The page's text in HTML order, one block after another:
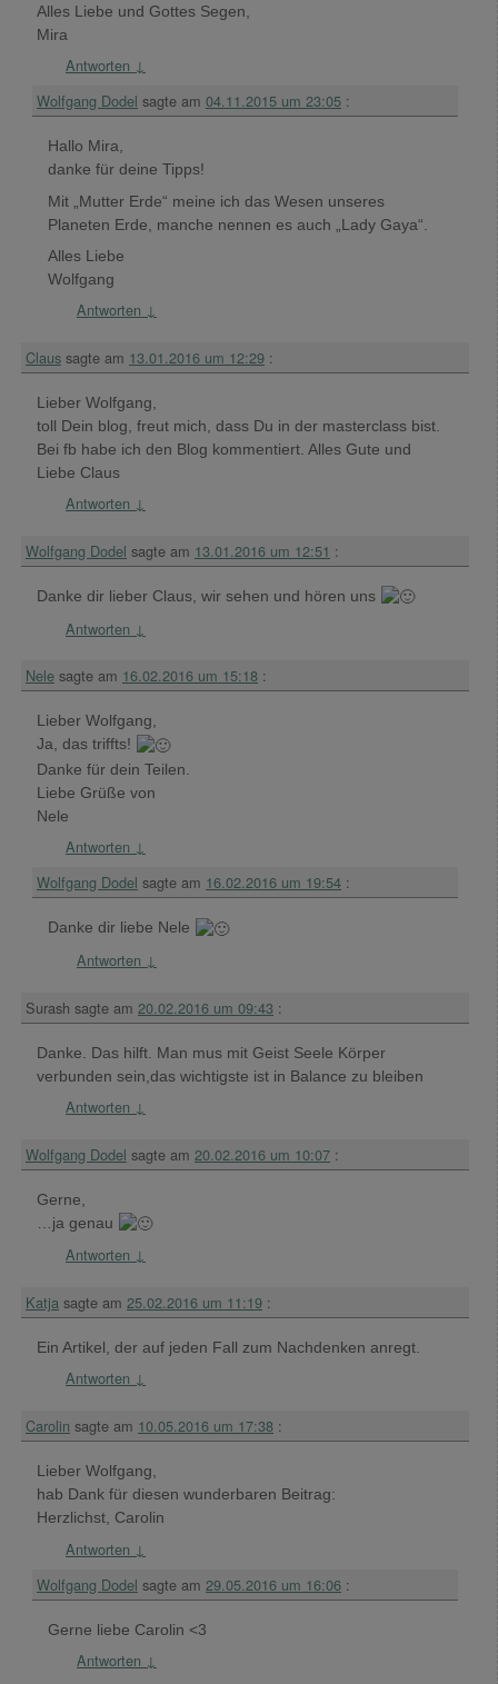
Alles Liebe und Gottes Segen,
Mira
Antworten ↓
Wolfgang Dodel sagte am 04.11.2015 um 23:05 :
Hallo Mira,
danke für deine Tipps!
Mit „Mutter Erde“ meine ich das Wesen unseres
Planeten Erde, manche nennen es auch „Lady Gaya“.
Alles Liebe
Wolfgang
Antworten ↓
Claus sagte am 13.01.2016 um 12:29 :
Lieber Wolfgang,
toll Dein blog, freut mich, dass Du in der masterclass bist.
Bei fb habe ich den Blog kommentiert. Alles Gute und
Liebe Claus
Antworten ↓
Wolfgang Dodel sagte am 13.01.2016 um 12:51 :
Danke dir lieber Claus, wir sehen und hören uns
Antworten ↓
Nele sagte am 16.02.2016 um 15:18 :
Lieber Wolfgang,
Ja, das triffts!
Danke für dein Teilen.
Liebe Grüße von
Nele
Antworten ↓
Wolfgang Dodel sagte am 16.02.2016 um 19:54 :
Danke dir liebe Nele
Antworten ↓
Surash sagte am 20.02.2016 um 09:43 :
Danke. Das hilft. Man mus mit Geist Seele Körper
verbunden sein,das wichtigste ist in Balance zu bleiben
Antworten ↓
Wolfgang Dodel sagte am 20.02.2016 um 10:07 :
Gerne,
…ja genau
Antworten ↓
Katja sagte am 25.02.2016 um 11:19 :
Ein Artikel, der auf jeden Fall zum Nachdenken anregt.
Antworten ↓
Carolin sagte am 10.05.2016 um 17:38 :
Lieber Wolfgang,
hab Dank für diesen wunderbaren Beitrag:
Herzlichst, Carolin
Antworten ↓
Wolfgang Dodel sagte am 29.05.2016 um 16:06 :
Gerne liebe Carolin <3
Antworten ↓